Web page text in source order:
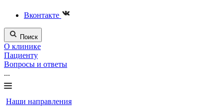
Вконтакте
Поиск
О клинике
Пациенту
Вопросы и ответы
...
Наши направления